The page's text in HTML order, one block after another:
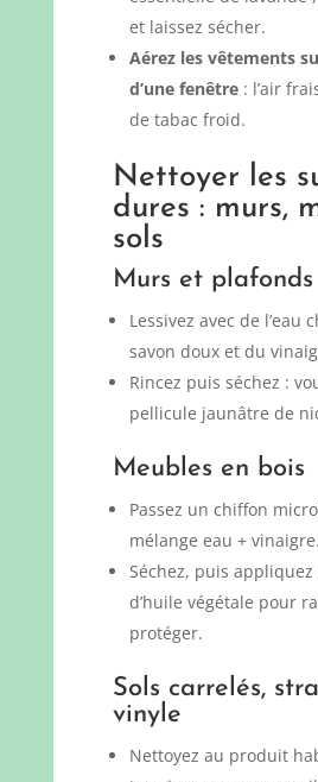
et laissez sécher.
Aérez les vêtements
d’une fenêtre: l’air
de tabac froid.
Nettoyer les
dures : murs,
sols
Murs et plafonds
Lessivez avec de l’eau
savon doux et du
Rincez puis séchez :
pellicule jaunâtre de
Meubles en bois
Passez un chiffon
mélange eau + vinaigre.
Séchez, puis
d’huile végétale pour
protéger.
Sols carrelés,
vinyle
Nettoyez au produit